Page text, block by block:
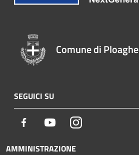
Comune di Ploaghe
SEGUICI SU
Facebook YoutubeInstagram
AMMINISTRAZIONE